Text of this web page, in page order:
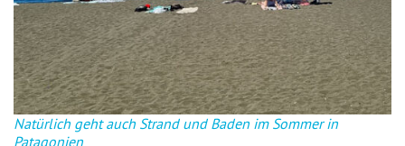
Natürlich geht auch Strand und Baden im Sommer in
Patagonien